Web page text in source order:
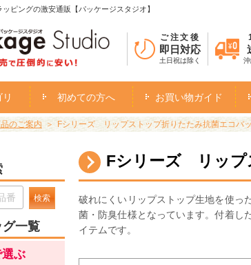
ピングの激安通販【パッケージスタジオ】
ご注文後
即日対応
土日祝は除く
初めての方へ お買い物ガイド
のご案内 Fシリーズ リップストップ折りたたみ抗菌エコバ
Fシリーズ リップ
破れにくいリップストップ生地を使っ
菌・防臭仕様となっています。付着し
イテムです。
検索
一覧
ぶ